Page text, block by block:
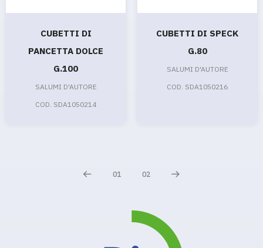
CUBETTI DI
PANCETTA DOLCE
G.100
SALUMI D'AUTORE
COD. SDA1050214
CUBETTI DI SPECK
G.80
SALUMI D'AUTORE
COD. SDA1050216
01 02